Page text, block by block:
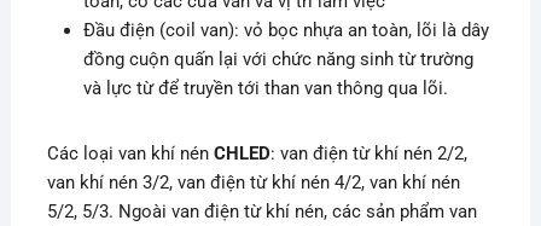
Đầu điện (coil van): vỏ bọc nhựa an toàn, lõi là dây
đồng cuộn quấn lại với chức năng sinh từ trường
và lực từ để truyền tới than van thông qua lõi.
Các loại van khí nén CHLED: van điện từ khí nén 2/2,
van khí nén 3/2, van điện từ khí nén 4/2, van khí nén
5/2, 5/3. Ngoài van điện từ khí nén, các sản phẩm van